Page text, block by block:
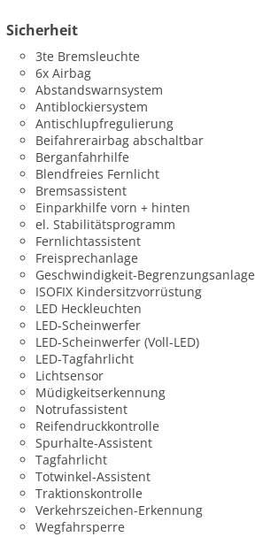
Sicherheit
3te Bremsleuchte
6x Airbag
Abstandswarnsystem
Antiblockiersystem
Antischlupfregulierung
Beifahrerairbag abschaltbar
Berganfahrhilfe
Blendfreies Fernlicht
Bremsassistent
Einparkhilfe vorn + hinten
el. Stabilitätsprogramm
Fernlichtassistent
Freisprechanlage
Geschwindigkeit-Begrenzungsanlage
ISOFIX Kindersitzvorrüstung
LED Heckleuchten
LED-Scheinwerfer
LED-Scheinwerfer (Voll-LED)
LED-Tagfahrlicht
Lichtsensor
Müdigkeitserkennung
Notrufassistent
Reifendruckkontrolle
Spurhalte-Assistent
Tagfahrlicht
Totwinkel-Assistent
Traktionskontrolle
Verkehrszeichen-Erkennung
Wegfahrsperre